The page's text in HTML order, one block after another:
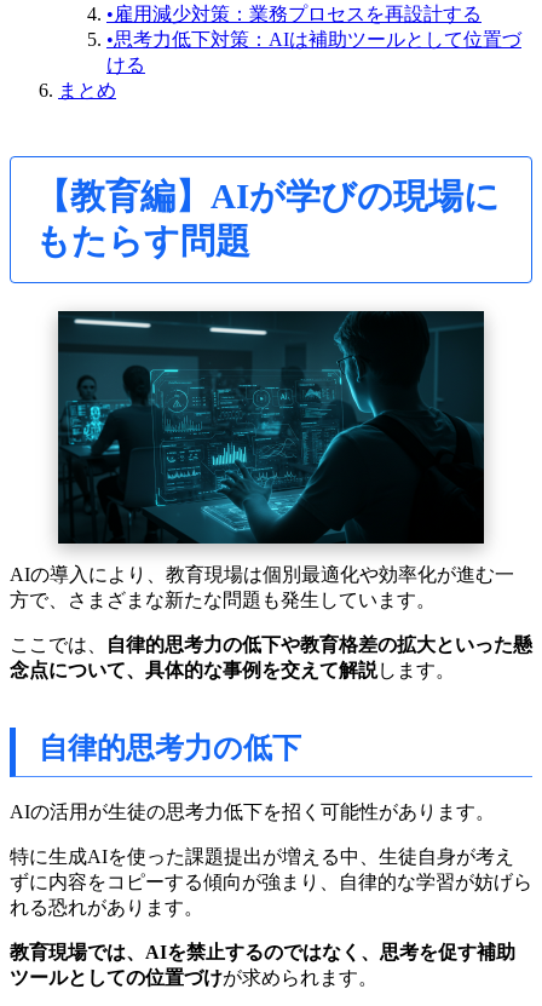
•雇用減少対策：業務プロセスを再設計する
•思考力低下対策：AIは補助ツールとして位置づ
ける
まとめ
【教育編】AIが学びの現場に
もたらす問題
AIの導入により、教育現場は個別最適化や効率化が進む一
方で、さまざまな新たな問題も発生しています。
ここでは、
自律的思考力の低下や教育格差の拡大といった懸
念点について、具体的な事例を交えて解説します。
自律的思考力の低下
AIの活用が生徒の思考力低下を招く可能性があります。
特に生成AIを使った課題提出が増える中、生徒自身が考え
ずに内容をコピーする傾向が強まり、自律的な学習が妨げら
れる恐れがあります。
教育現場では、AIを禁止するのではなく、思考を促す補助
ツールとしての位置づけが求められます。